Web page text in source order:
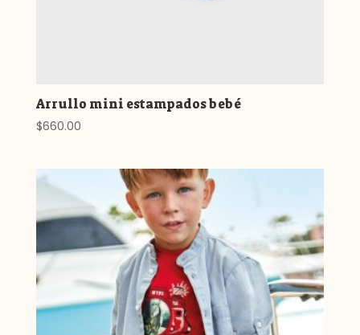
Arrullo mini estampados bebé
$660.00